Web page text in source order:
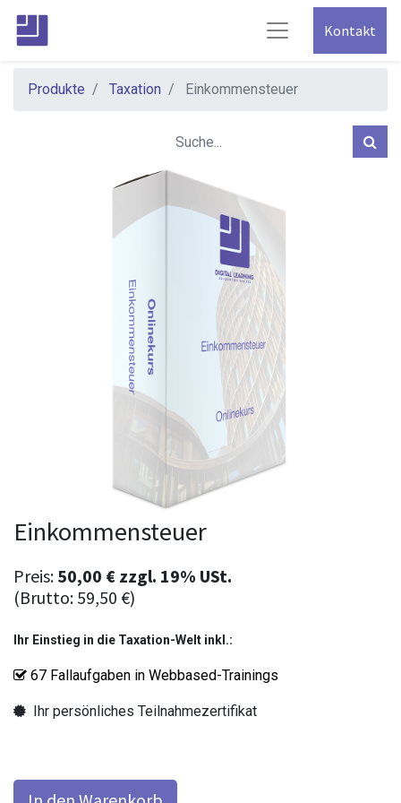
Kontakt
Produkte Taxation Einkommensteuer
Einkommensteuer
Preis: 50,00 € zzgl. 19% USt.
(Brutto: 59,50 €)
Ihr Einstieg in die Taxation-Welt inkl.:
67 Fallaufgaben in Webbased-Trainings
Ihr persönliches Teilnahmezertifikat